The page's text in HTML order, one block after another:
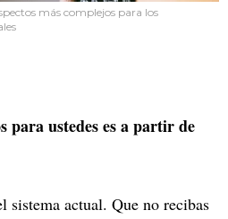
más complejos para los
para ustedes es a partir de
sistema actual. Que no recibas